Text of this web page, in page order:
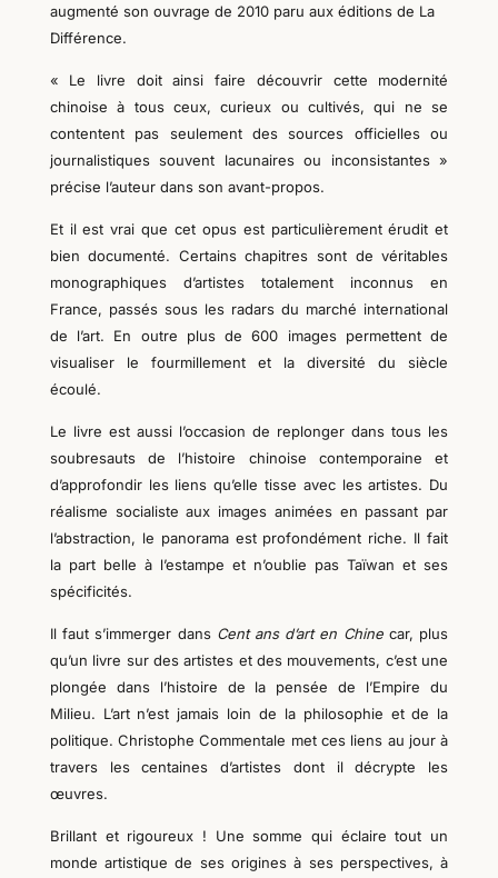
augmenté son ouvrage de 2010 paru aux éditions de La
Différence.
« Le livre doit ainsi faire découvrir cette modernité
chinoise à tous ceux, curieux ou cultivés, qui ne se
contentent pas seulement des sources officielles ou
journalistiques souvent lacunaires ou inconsistantes »
précise l’auteur dans son avant-propos.
Et il est vrai que cet opus est particulièrement érudit et
bien documenté. Certains chapitres sont de véritables
monographiques d’artistes totalement inconnus en
France, passés sous les radars du marché international
de l’art. En outre plus de 600 images permettent de
visualiser le fourmillement et la diversité du siècle
écoulé.
Le livre est aussi l’occasion de replonger dans tous les
soubresauts de l’histoire chinoise contemporaine et
d’approfondir les liens qu’elle tisse avec les artistes. Du
réalisme socialiste aux images animées en passant par
l’abstraction, le panorama est profondément riche. Il fait
la part belle à l’estampe et n’oublie pas Taïwan et ses
spécificités.
Il faut s’immerger dans Cent ans d’art en Chine car, plus
qu’un livre sur des artistes et des mouvements, c’est une
plongée dans l’histoire de la pensée de l’Empire du
Milieu. L’art n’est jamais loin de la philosophie et de la
politique. Christophe Commentale met ces liens au jour à
travers les centaines d’artistes dont il décrypte les
œuvres.
Brillant et rigoureux ! Une somme qui éclaire tout un
monde artistique de ses origines à ses perspectives, à